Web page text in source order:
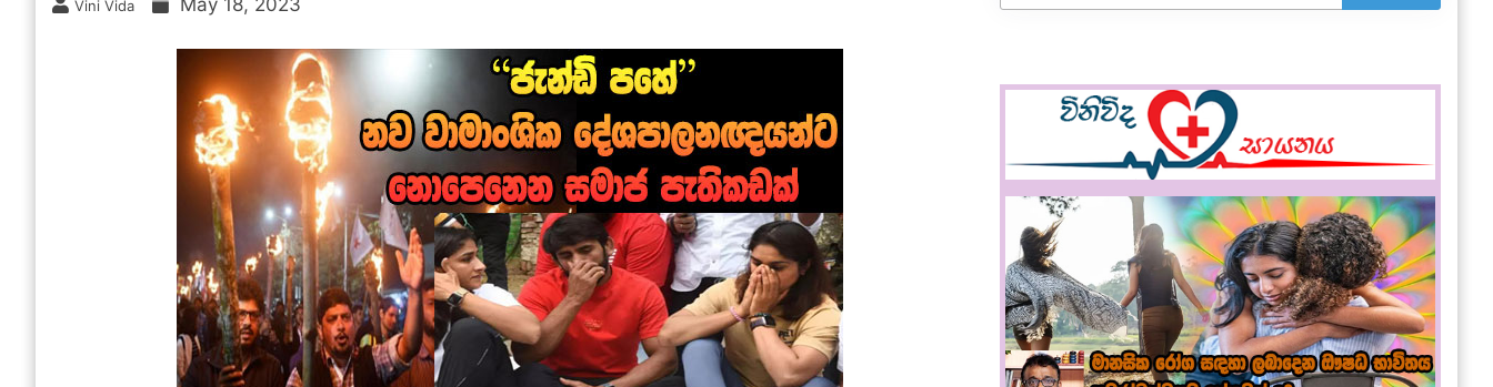
Vini Vida May 18, 2023